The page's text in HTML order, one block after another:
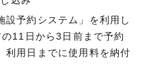
設予約システム」を利用し
11日から3日前まで予約
利用日までに使用料を納付